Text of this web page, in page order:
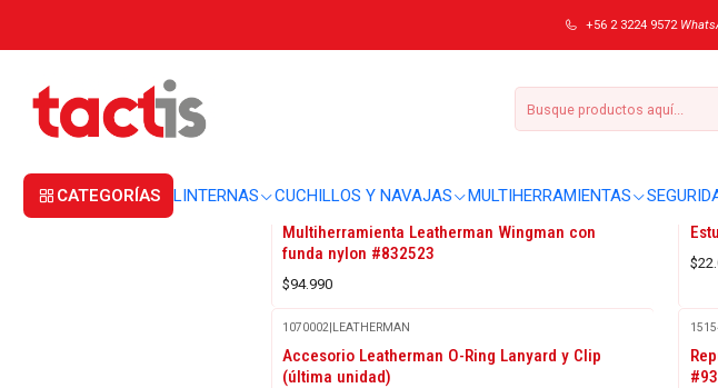
CATEGORÍAS LINTERNAS CUCHILLOS Y NAVAJAS MULTIHERRAMIENTAS
+56 2 3224 9572
MULTIHERRAMIENTAS
1515481145|LEATHERMAN
Multiherramienta Leatherman Wingman con
funda nylon #832523
$94.990
1070002|LEATHERMAN
Accesorio Leatherman O-Ring Lanyard y Clip
(última unidad)